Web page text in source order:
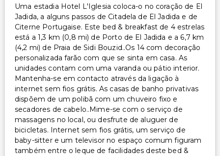
TV em áreas comuns
Carregador/portaria
Transporte
Transporte para o aeroporto - retirada (taxa extra)
Acessibilidade
Acessibilidade no quarto (em quartos selecionados)
Acessível para cadeira de rodas – não
Outros serviços
Uma estadia Hotel L'Iglesia coloca-o no coração de El
Jadida, a alguns passos de Citadela de El Jadida e de
Citerne Portugaise. Este bed & breakfast de 4 estrelas
está a 1,3 km (0,8 mi) de Porto de El Jadida e a 6,7 km
(4,2 mi) de Praia de Sidi Bouzid..Os 14 com decoração
personalizada farão com que se sinta em casa. As
unidades contam com uma varanda ou pátio interior.
Mantenha-se em contacto através da ligação à
internet sem fios grátis. As casas de banho privativas
dispõem de um polibã com um chuveiro fixo e
secadores de cabelo..Mime-se com o serviço de
massagens no local, ou desfrute de aluguer de
bicicletas. Internet sem fios grátis, um serviço de
baby-sitter e um televisor no espaço comum figuram
também entre o leque de facilidades deste bed &